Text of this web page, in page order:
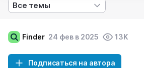
Все темы
Finder 24 фев в 2025 13K
Подписаться на автора